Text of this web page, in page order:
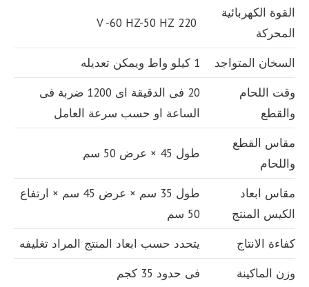
القوة الكهربائية
المحركة
السخان المتواجد
1 كيلو واط ويمكن تعديله
وقت اللحام
والقطع
20 فى الدقيقة اى 1200 ضربة فى
الساعة او حسب سرعة العامل
مقاس القطع
واللحام
طول 45 × عرض 50 سم
مقاس ابعاد
الكيس المنتج
طول 35 سم × عرض 45 سم × ارتفاع
50 سم
كفاءة الانتاج
يتحدد حسب ابعاد المنتج المراد تغليفه
وزن الماكينة
فى حدود 35 كجم